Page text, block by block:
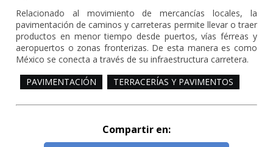
Relacionado al movimiento de mercancías locales, la
pavimentación de caminos y carreteras permite llevar o traer
productos en menor tiempo desde puertos, vías férreas y
aeropuertos o zonas fronterizas. De esta manera es como
México se conecta a través de su infraestructura carretera.
PAVIMENTACIÓN
TERRACERÍAS Y PAVIMENTOS
Compartir en: